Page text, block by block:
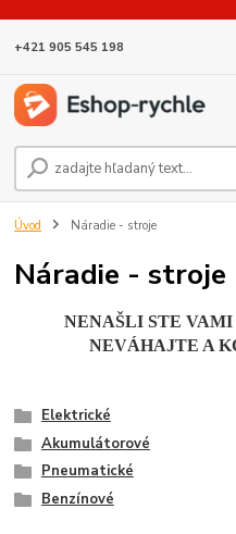
+421 905 545 198
Úvod Náradie - stroje
Náradie - stroje
NENAŠLI STE
NEVÁHAJTE A
Elektrické
Akumulátorové
Pneumatické
Benzínové